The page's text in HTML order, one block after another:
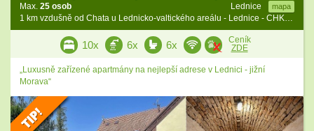
Lednice mapa
Max. 25 osob
1 km vzdušně od Chata u Lednicko-valtického areálu - Lednice - CHKO Soutok
10x 6x 6x
Ceník
ZDE
„Luxusně zařízené apartmány na nejlepší adrese v Lednici - jižní
Morava“